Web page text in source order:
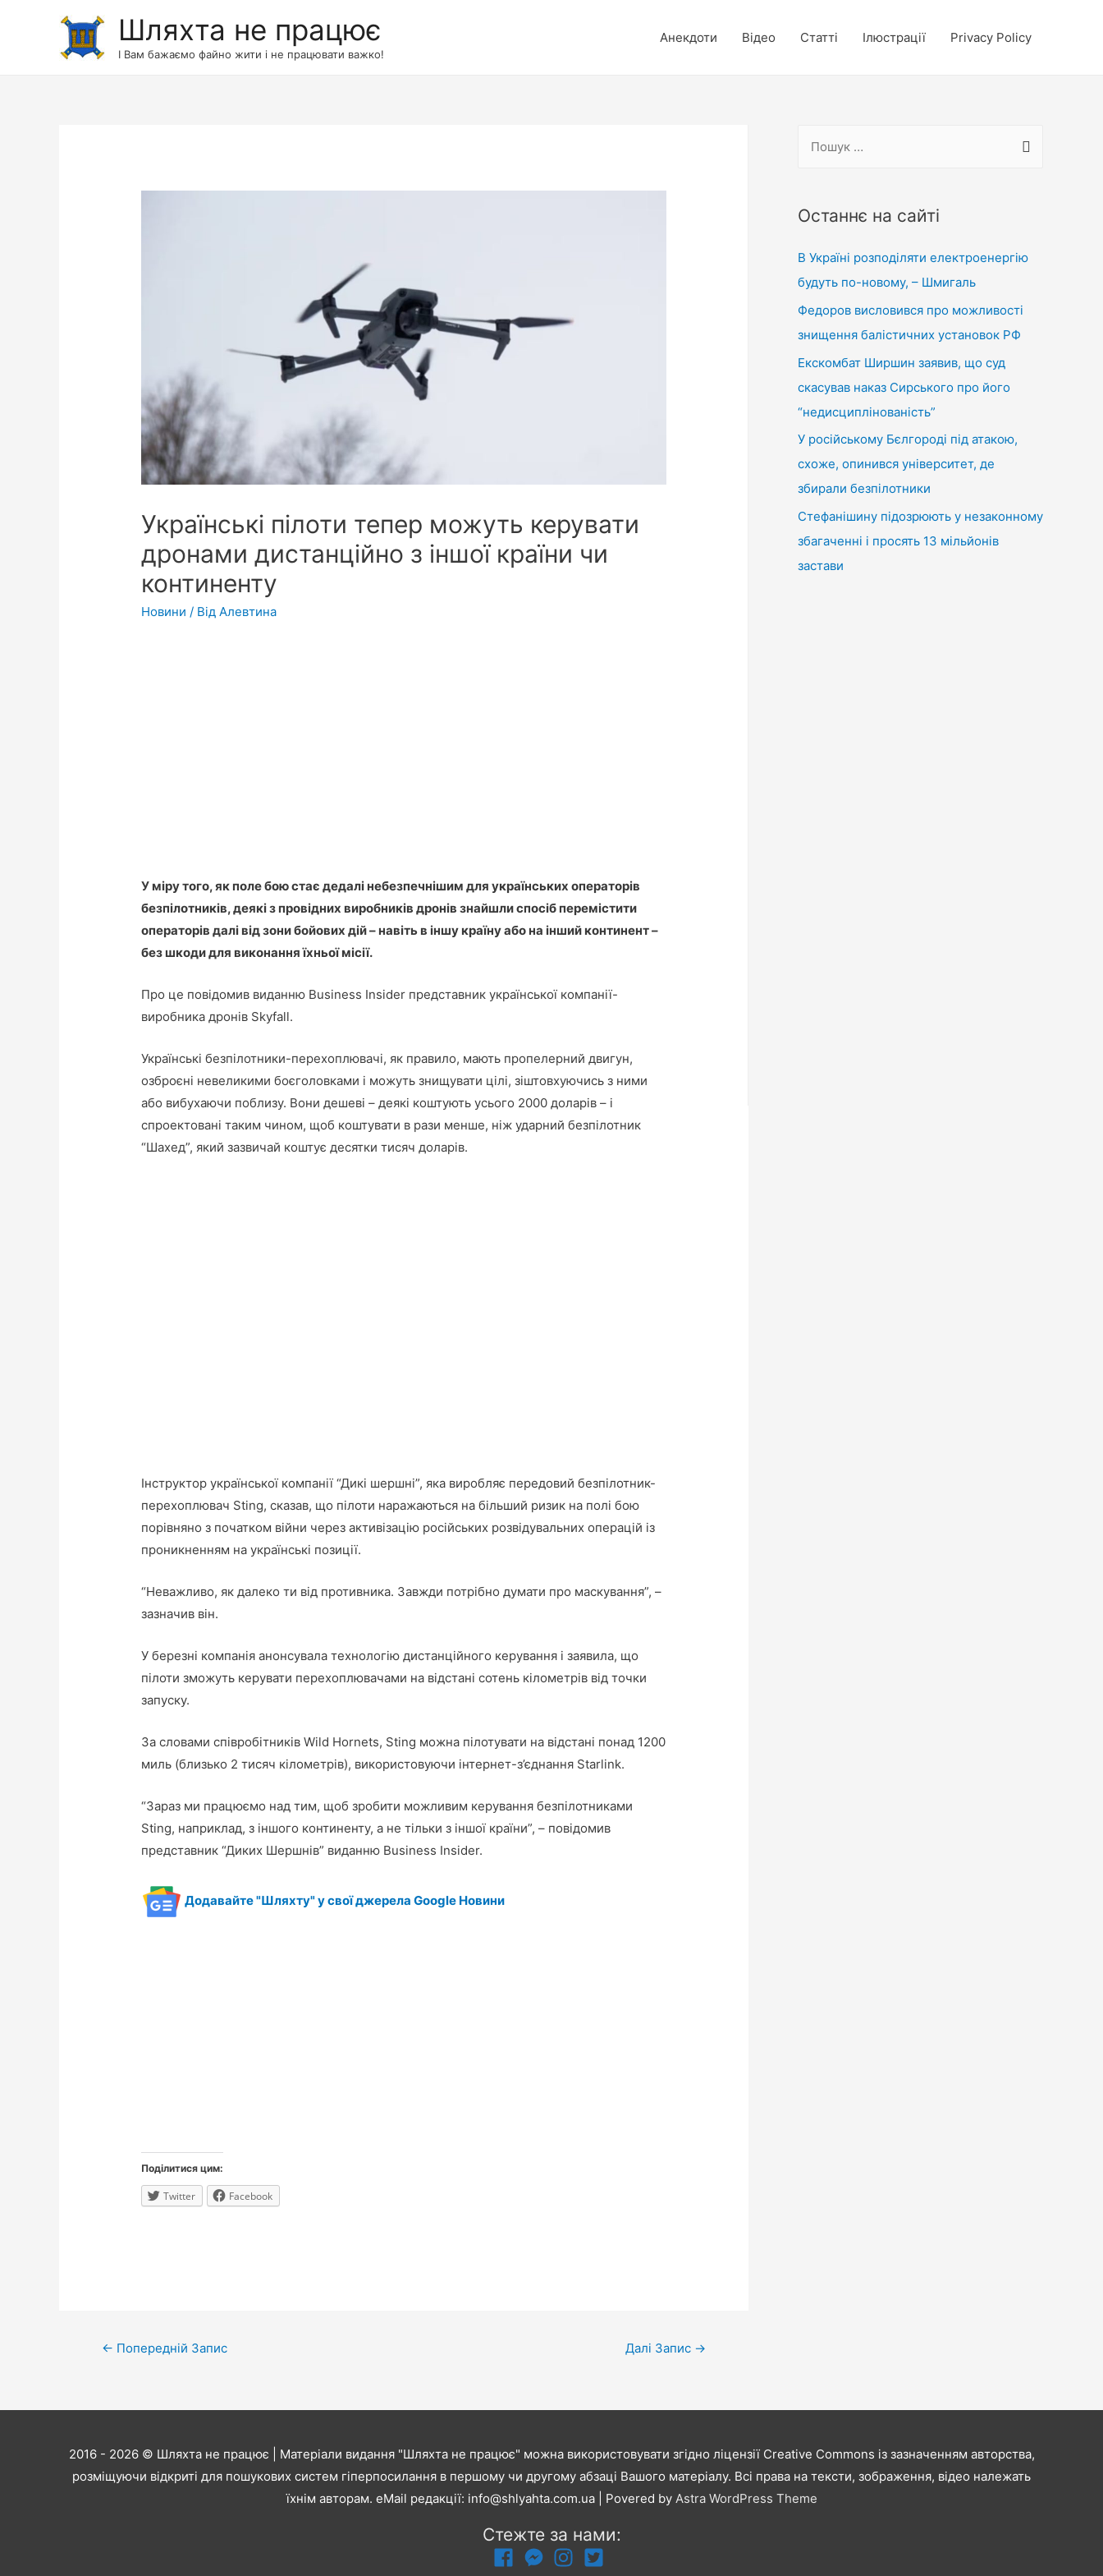
Шляхта не працює
І Вам бажаємо файно жити і не працювати важко!
Анекдоти Відео Статті Ілюстрації Privacy Policy
Українські пілоти тепер можуть керувати
дронами дистанційно з іншої країни чи
континенту
Новини / Від Алевтина
У міру того, як поле бою стає дедалі небезпечнішим для українських операторів
безпілотників, деякі з провідних виробників дронів знайшли спосіб перемістити
операторів далі від зони бойових дій – навіть в іншу країну або на інший континент –
без шкоди для виконання їхньої місії.
Про це повідомив виданню Business Insider представник української компанії-
виробника дронів Skyfall.
Українські безпілотники-перехоплювачі, як правило, мають пропелерний двигун,
озброєні невеликими боєголовками і можуть знищувати цілі, зіштовхуючись з ними
або вибухаючи поблизу. Вони дешеві – деякі коштують усього 2000 доларів – і
спроектовані таким чином, щоб коштувати в рази менше, ніж ударний безпілотник
“Шахед”, який зазвичай коштує десятки тисяч доларів.
Інструктор української компанії “Дикі шершні”, яка виробляє передовий безпілотник-
перехоплювач Sting, сказав, що пілоти наражаються на більший ризик на полі бою
порівняно з початком війни через активізацію російських розвідувальних операцій із
проникненням на українські позиції.
“Неважливо, як далеко ти від противника. Завжди потрібно думати про маскування”, –
зазначив він.
У березні компанія анонсувала технологію дистанційного керування і заявила, що
пілоти зможуть керувати перехоплювачами на відстані сотень кілометрів від точки
запуску.
За словами співробітників Wild Hornets, Sting можна пілотувати на відстані понад 1200
миль (близько 2 тисяч кілометрів), використовуючи інтернет-з’єднання Starlink.
“Зараз ми працюємо над тим, щоб зробити можливим керування безпілотниками
Sting, наприклад, з іншого континенту, а не тільки з іншої країни”, – повідомив
представник “Диких Шершнів” виданню Business Insider.
Додавайте "Шляхту" у свої джерела Google Новини
Поділитися цим:
Twitter Facebook
Навігація
← Попередній Запис Далі Запис →
у
:
Останнє на сайті
В Україні розподіляти електроенергію
будуть по-новому, – Шмигаль
Федоров висловився про можливості
знищення балістичних установок РФ
Екскомбат Ширшин заявив, що суд
скасував наказ Сирського про його
“недисциплінованість”
У російському Бєлгороді під атакою,
схоже, опинився університет, де
збирали безпілотники
Стефанішину підозрюють у незаконному
збагаченні і просять 13 мільйонів
застави
2016 - 2026 © Шляхта не працює | Матеріали видання "Шляхта не працює" можна використовувати згідно ліцензії Creative Commons із зазначенням авторства,
розміщуючи відкриті для пошукових систем гіперпосилання в першому чи другому абзаці Вашого матеріалу. Всі права на тексти, зображення, відео належать
їхнім авторам. eMail редакції: info@shlyahta.com.ua| Povered by Astra WordPress Theme
Стежте за нами: